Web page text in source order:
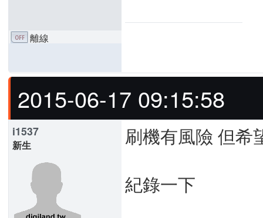
離線
2015-06-17 09:15:58
i1537
新生
刷機有風險 但希
紀錄一下